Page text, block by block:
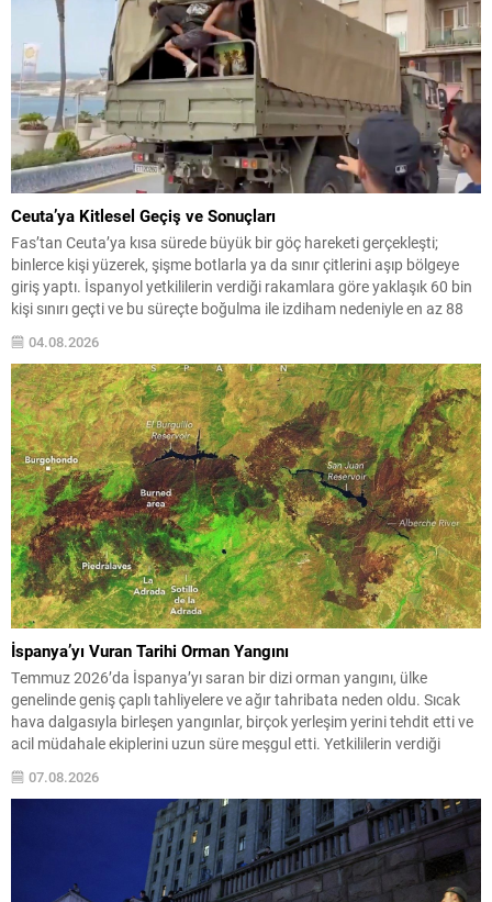
Ceuta’ya Kitlesel Geçiş ve Sonuçları
Fas’tan Ceuta’ya kısa sürede büyük bir göç hareketi gerçekleşti;
binlerce kişi yüzerek, şişme botlarla ya da sınır çitlerini aşıp bölgeye
giriş yaptı. İspanyol yetkililerin verdiği rakamlara göre yaklaşık 60 bin
kişi sınırı geçti ve bu süreçte boğulma ile izdiham nedeniyle en az 88
kişi yaşamını yitirdi. Olayların yoğunluğu, yerel güvenlik...
04.08.2026
İspanya’yı Vuran Tarihi Orman Yangını
Temmuz 2026’da İspanya’yı saran bir dizi orman yangını, ülke
genelinde geniş çaplı tahliyelere ve ağır tahribata neden oldu. Sıcak
hava dalgasıyla birleşen yangınlar, birçok yerleşim yerini tehdit etti ve
acil müdahale ekiplerini uzun süre meşgul etti. Yetkililerin verdiği
alanı...
07.08.2026